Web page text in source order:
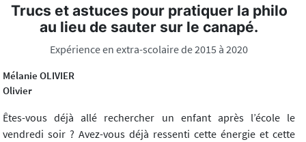
Trucs et astuces pour pratiquer la philo
au lieu de sauter sur le canapé.
Expérience en extra-scolaire de 2015 à 2020
Mélanie OLIVIER
Olivier
Êtes-vous déjà allé rechercher un enfant après l’école le
vendredi soir ? Avez-vous déjà ressenti cette énergie et cette